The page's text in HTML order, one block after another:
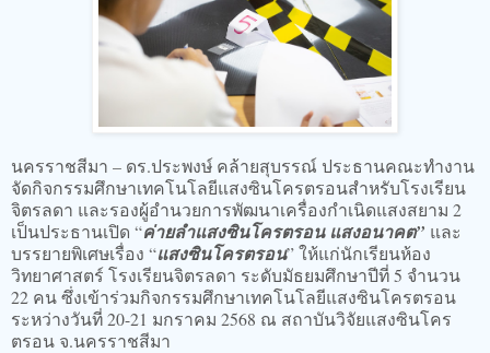
นครราชสีมา – ดร.ประพงษ์ คล้ายสุบรรณ์ ประธานคณะทำงาน
จัดกิจกรรมศึกษาเทคโนโลยีแสงซินโครตรอนสำหรับโรงเรียน
จิตรลดา และรองผู้อำนวยการพัฒนาเครื่องกำเนิดแสงสยาม 2
เป็นประธานเปิด “ค่ายลำแสงซินโครตรอน แสงอนาคต” และ
บรรยายพิเศษเรื่อง “แสงซินโครตรอน” ให้แก่นักเรียนห้อง
วิทยาศาสตร์ โรงเรียนจิตรลดา ระดับมัธยมศึกษาปีที่ 5 จำนวน
22 คน ซึ่งเข้าร่วมกิจกรรมศึกษาเทคโนโลยีแสงซินโครตรอน
ระหว่างวันที่ 20-21 มกราคม 2568 ณ สถาบันวิจัยแสงซินโคร
ตรอน จ.นครราชสีมา